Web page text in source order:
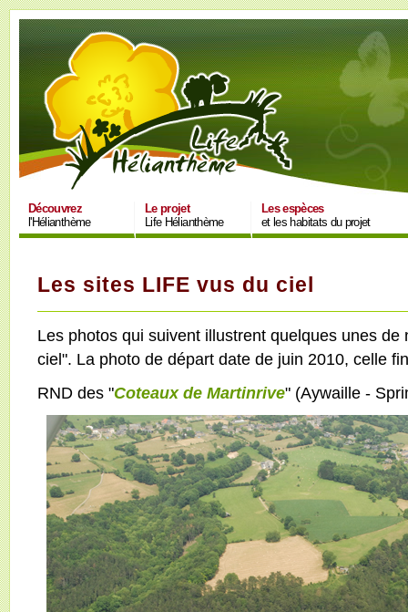
Découvrez
l'Hélianthème
Le projet
Life Hélianthème
Les espèces
et les habitats du projet
Les sites LIFE vus du ciel
Les photos qui suivent illustrent quelques unes
ciel". La photo de départ date de juin 2010, celle
RND des "Coteaux de Martinrive" (Aywaille -